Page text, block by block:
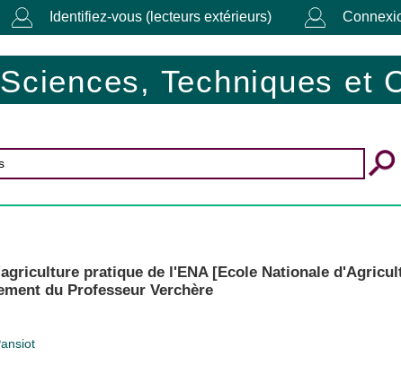
Identifiez-vous (lecteurs extérieurs)
Techniques et
pratique de l'ENA [Ecole Nationale
du Professeur Verchère